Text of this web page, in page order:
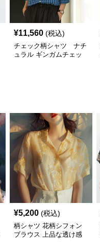
¥11,560 (税込)
チェック柄シャツ ナチ
ュラル ギンガムチェッ
¥5,200 (税込)
柄シャツ 花柄シフォン
ブラウス 上品な透け感